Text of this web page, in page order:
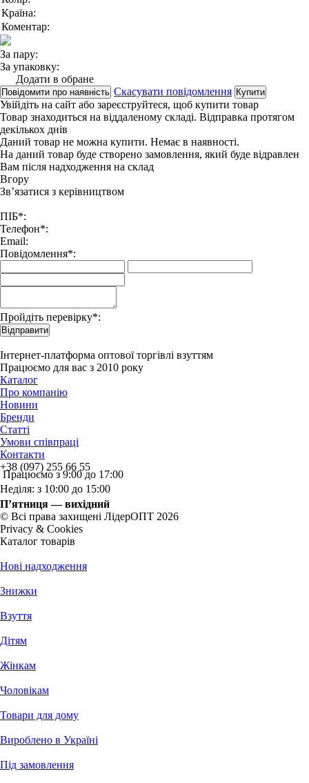
Країна:
Коментар:
За пару:
За упаковку:
Додати в обране
Повідомити про наявність Скасувати повідомлення Купити
Увійдіть на сайт або зареєструйтеся, щоб купити товар
Товар знаходиться на віддаленому складі. Відправка протягом
декількох днів
Даний товар не можна купити. Немає в наявності.
На даний товар буде створено замовлення, який буде відравлен
Вам після надходження на склад
Вгору
Зв’язатися з керівництвом
ПІБ*:
Телефон*:
Email:
Повідомлення*:
Пройдіть перевірку*:
Відправити
Інтернет-платформа оптової торгівлі взуттям
Працюємо для вас з 2010 року
Каталог
Про компанію
Новини
Бренди
Статті
Умови співпраці
Контакти
+38 (097) 255 66 55
Працюємо з 9:00 до 17:00
Неділя: з 10:00 до 15:00
П’ятниця — вихідний
© Всі права захищені ЛідерОПТ 2026
Privacy & Cookies
Каталог товарів
Нові надходження
Знижки
Взуття
Дітям
Жінкам
Чоловікам
Товари для дому
Вироблено в Україні
Під замовлення